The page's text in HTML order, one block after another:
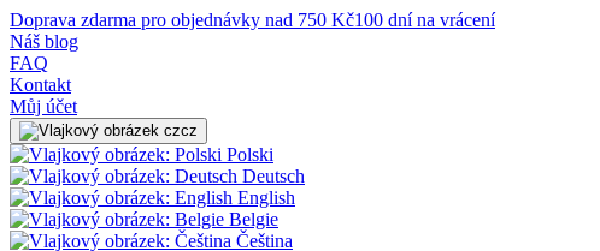
Doprava zdarma pro objednávky nad 750 Kč100 dní na vrácení
Náš blog
FAQ
Kontakt
Můj účet
cz
Polski
Deutsch
English
Belgie
Čeština